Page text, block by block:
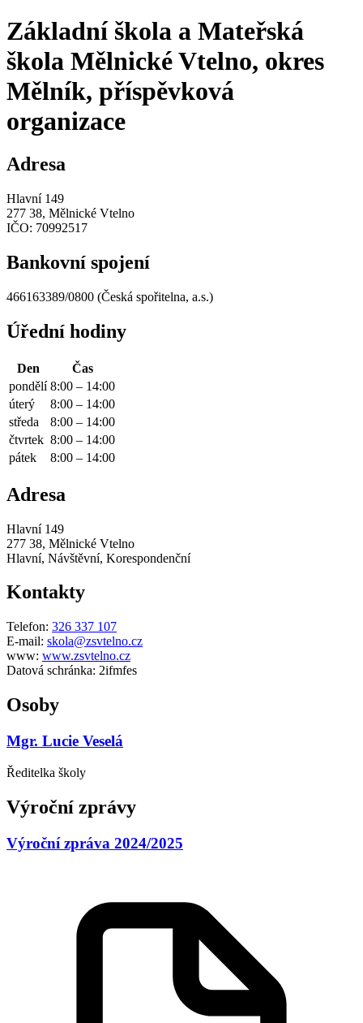
Základní škola a Mateřská
škola Mělnické Vtelno, okres
Mělník, příspěvková
organizace
Adresa
Hlavní 149
277 38, Mělnické Vtelno
IČO: 70992517
Bankovní spojení
466163389/0800 (Česká spořitelna, a.s.)
Úřední hodiny
Den
Čas
pondělí 8:00 – 14:00
úterý
8:00 – 14:00
středa
8:00 – 14:00
čtvrtek 8:00 – 14:00
pátek
8:00 – 14:00
Adresa
Hlavní 149
277 38, Mělnické Vtelno
Hlavní, Návštěvní, Korespondenční
Kontakty
Telefon: 326 337 107
E-mail: skola@zsvtelno.cz
www: www.zsvtelno.cz
Datová schránka: 2ifmfes
Osoby
Mgr. Lucie Veselá
Ředitelka školy
Výroční zprávy
Výroční zpráva 2024/2025